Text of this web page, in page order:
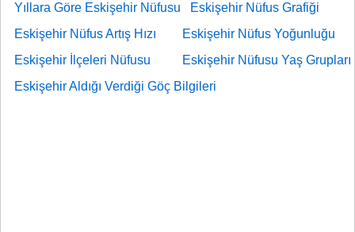
Yıllara Göre Eskişehir Nüfusu
Eskişehir Nüfus Grafiği
Eskişehir Nüfus Artış Hızı
Eskişehir Nüfus Yoğunluğu
Eskişehir İlçeleri Nüfusu
Eskişehir Nüfusu Yaş Grupları
Eskişehir Aldığı Verdiği Göç Bilgileri